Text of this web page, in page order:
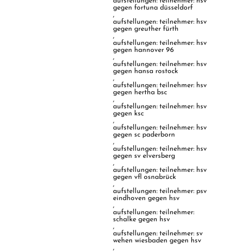
gegen fortuna düsseldorf
,
aufstellungen: teilnehmer: hsv
gegen greuther fürth
,
aufstellungen: teilnehmer: hsv
gegen hannover 96
,
aufstellungen: teilnehmer: hsv
gegen hansa rostock
,
aufstellungen: teilnehmer: hsv
gegen hertha bsc
,
aufstellungen: teilnehmer: hsv
gegen ksc
,
aufstellungen: teilnehmer: hsv
gegen sc paderborn
,
aufstellungen: teilnehmer: hsv
gegen sv elversberg
,
aufstellungen: teilnehmer: hsv
gegen vfl osnabrück
,
aufstellungen: teilnehmer: psv
eindhoven gegen hsv
,
aufstellungen: teilnehmer:
schalke gegen hsv
,
aufstellungen: teilnehmer: sv
wehen wiesbaden gegen hsv
,